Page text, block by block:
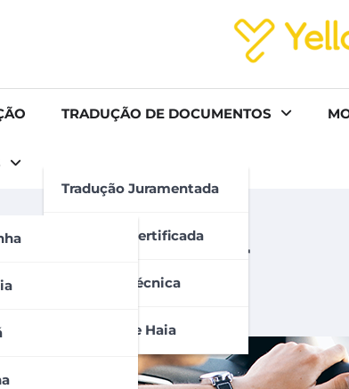
TRADUÇÃO DE DOCUMENTOS
Tradução Juramentada
Tradução Certificada
Tradução Técnica
Apostila De Haia
saiba como tirar
2022